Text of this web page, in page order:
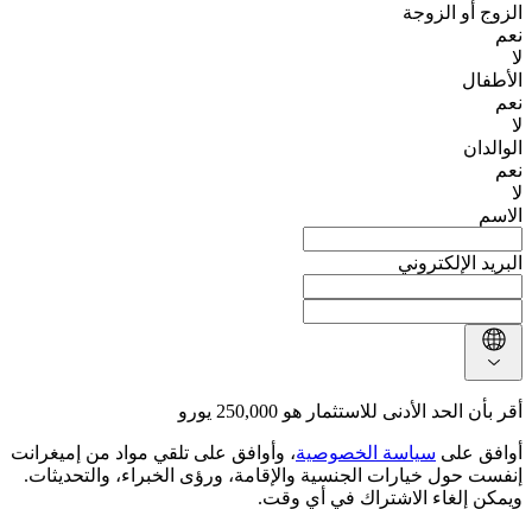
الزوج أو الزوجة
نعم
لا
الأطفال
نعم
لا
الوالدان
نعم
لا
الاسم
البريد الإلكتروني
أقر بأن الحد الأدنى للاستثمار هو 250,000 يورو
أوافق على سياسة الخصوصية، وأوافق على تلقي مواد من إميغرانت
إنفست حول خيارات الجنسية والإقامة، ورؤى الخبراء، والتحديثات.
ويمكن إلغاء الاشتراك في أي وقت.